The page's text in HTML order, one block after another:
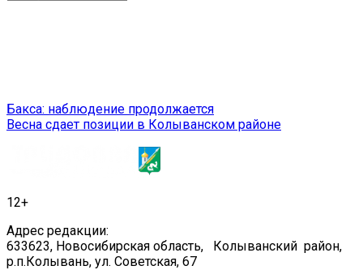
Навигация
по
Бакса: наблюдение продолжается
Весна сдает позиции в Колыванском районе
12+
Адрес редакции:
633623, Новосибирская область, Колыванский район,
р.п.Колывань, ул. Советская, 67